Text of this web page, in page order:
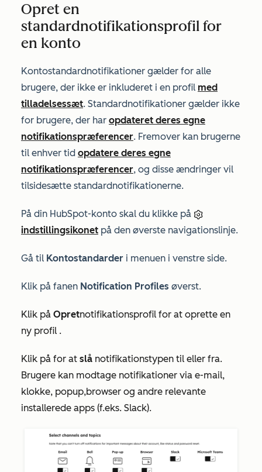
Opret en
standardnotifikationsprofil for
en konto
Kontostandardnotifikationer gælder for alle
brugere, der ikke er inkluderet i en profil med
tilladelsessæt. Standardnotifikationer gælder ikke
for brugere, der har opdateret deres egne
notifikationspræferencer. Fremover kan brugerne
til enhver tid opdatere deres egne
notifikationspræferencer, og disse ændringer vil
tilsidesætte standardnotifikationerne.
På din HubSpot-konto skal du klikke på
indstillingsikonet på den øverste navigationslinje.
Gå til Kontostandarder i menuen i venstre side.
Klik på fanen Notification Profiles øverst.
Klik på Opretnotifikationsprofil for at oprette en
ny profil .
Klik på for at slå notifikationstypen til eller fra.
Brugere kan modtage notifikationer via e-mail,
klokke, popup,browser og andre relevante
installerede apps (f.eks. Slack).